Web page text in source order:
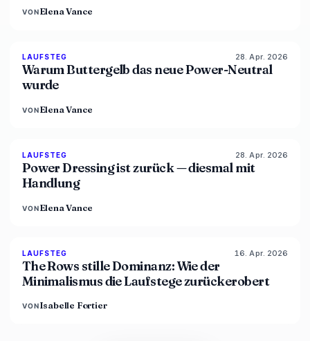
VONElena Vance
86% 86
LAUFSTEG 28. Apr. 2026
Warum Buttergelb das neue Power-Neutral
wurde
VONElena Vance
86% 61
LAUFSTEG 28. Apr. 2026
Power Dressing ist zurück — diesmal mit
Handlung
VONElena Vance
93% 67
LAUFSTEG 16. Apr. 2026
The Rows stille Dominanz: Wie der
Minimalismus die Laufstege zurückerobert
VONIsabelle Fortier